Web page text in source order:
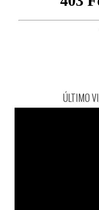
ÚLTIMO